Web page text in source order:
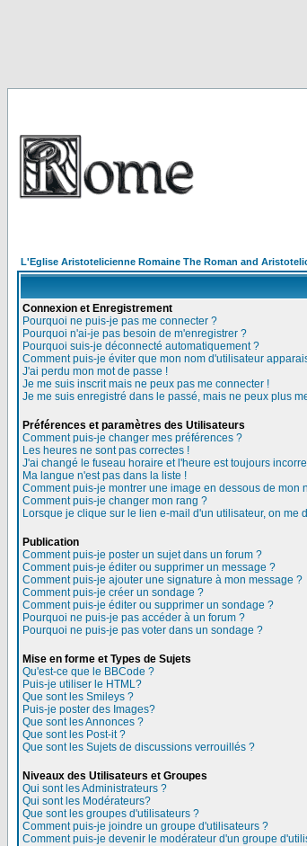
L'Eglise Aristotelicienne Romaine The Roman and
Connexion et Enregistrement
Pourquoi ne puis-je pas me connecter ?
Pourquoi n'ai-je pas besoin de m'enregistrer ?
Pourquoi suis-je déconnecté automatiquement ?
Comment puis-je éviter que mon nom d'utilisateur
J'ai perdu mon mot de passe !
Je me suis inscrit mais ne peux pas me connecter !
Je me suis enregistré dans le passé, mais ne peux plus
Préférences et paramètres des Utilisateurs
Comment puis-je changer mes préférences ?
Les heures ne sont pas correctes !
J'ai changé le fuseau horaire et l'heure est toujours
Ma langue n'est pas dans la liste !
Comment puis-je montrer une image en dessous de mon
Comment puis-je changer mon rang ?
Lorsque je clique sur le lien e-mail d'un utilisateur, on me
Publication
Comment puis-je poster un sujet dans un forum ?
Comment puis-je éditer ou supprimer un message ?
Comment puis-je ajouter une signature à mon message ?
Comment puis-je créer un sondage ?
Comment puis-je éditer ou supprimer un sondage ?
Pourquoi ne puis-je pas accéder à un forum ?
Pourquoi ne puis-je pas voter dans un sondage ?
Mise en forme et Types de Sujets
Qu'est-ce que le BBCode ?
Puis-je utiliser le HTML?
Que sont les Smileys ?
Puis-je poster des Images?
Que sont les Annonces ?
Que sont les Post-it ?
Que sont les Sujets de discussions verrouillés ?
Niveaux des Utilisateurs et Groupes
Qui sont les Administrateurs ?
Qui sont les Modérateurs?
Que sont les groupes d'utilisateurs ?
Comment puis-je joindre un groupe d'utilisateurs ?
Comment puis-je devenir le modérateur d'un groupe